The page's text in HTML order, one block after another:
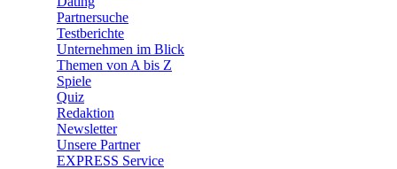
Partnersuche
Testberichte
Unternehmen im Blick
Themen von A bis Z
Spiele
Quiz
Redaktion
Newsletter
Unsere Partner
EXPRESS Service